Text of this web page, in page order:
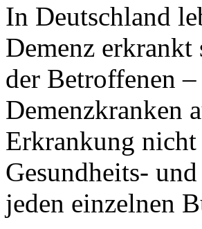
In Deutschland
Demenz
der Betroffenen
Demenzkranken
Erkrankung
Gesundheits-
jeden einzelnen